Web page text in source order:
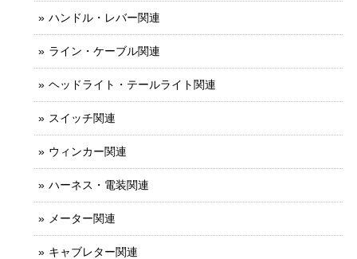
ハンドル・レバー関連
ライン・ケーブル関連
ヘッドライト・テールライト関連
スイッチ関連
ウィンカー関連
ハーネス・電装関連
メーター関連
キャブレター関連